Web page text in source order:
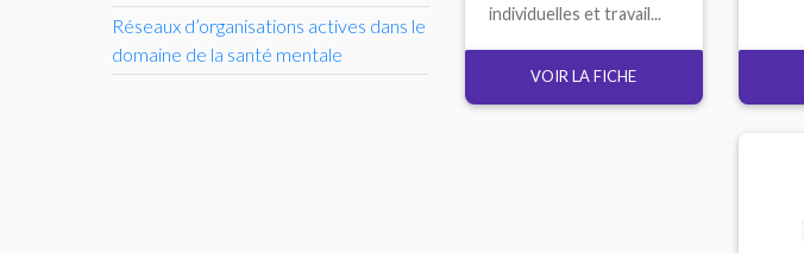
Réseaux d’organisations actives dans le
domaine de la santé mentale
individuelles et travail...
VOIR LA FICHE